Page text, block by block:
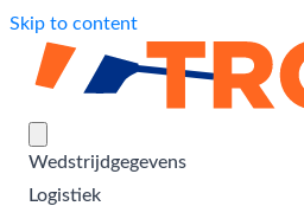
Skip to content
Wedstrijdgegevens
Logistiek